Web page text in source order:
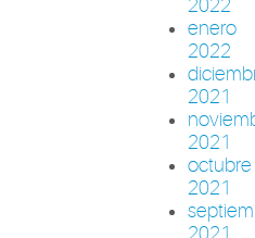
2022
enero
2022
2021
2021
octubre
2021
2021